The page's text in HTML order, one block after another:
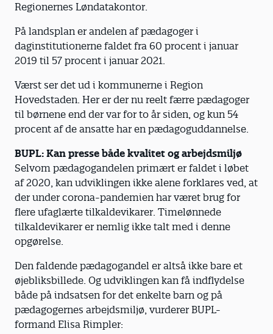
Regionernes Løndatakontor.
På landsplan er andelen af pædagoger i
daginstitutionerne faldet fra 60 procent i januar
2019 til 57 procent i januar 2021.
Værst ser det ud i kommunerne i Region
Hovedstaden. Her er der nu reelt færre pædagoger
til børnene end der var for to år siden, og kun 54
procent af de ansatte har en pædagoguddannelse.
BUPL: Kan presse både kvalitet og arbejdsmiljø
Selvom pædagogandelen primært er faldet i løbet
af 2020, kan udviklingen ikke alene forklares ved, at
der under corona-pandemien har været brug for
flere ufaglærte tilkaldevikarer. Timelønnede
tilkaldevikarer er nemlig ikke talt med i denne
opgørelse.
Den faldende pædagogandel er altså ikke bare et
øjebliksbillede. Og udviklingen kan få indflydelse
både på indsatsen for det enkelte barn og på
pædagogernes arbejdsmiljø, vurderer BUPL-
formand Elisa Rimpler: